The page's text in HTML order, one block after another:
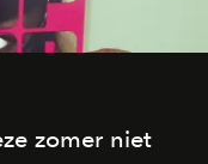
zomer niet